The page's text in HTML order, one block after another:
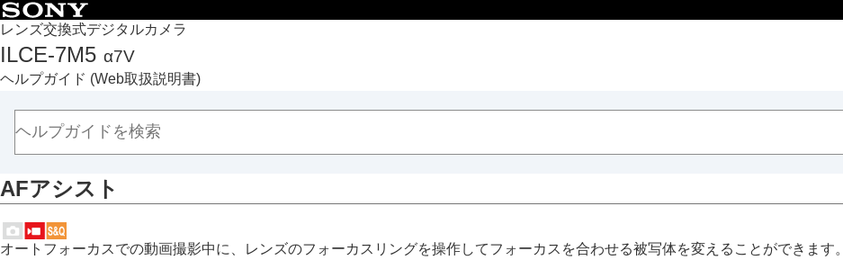
レンズ交換式デジタルカメラ
ILCE-7M5 α7V
ヘルプガイド (Web取扱説明書)
トップページ
ヘルプガイドの使いかた
必ずお読みください
本体と付属品を確認する
本機の基本操作
MENU一覧から機能を探す
AFアシスト
オートフォーカスでの動画撮影中に、レンズのフォーカスリングを操作してフォーカスを合わせる被写体を変えることができます。